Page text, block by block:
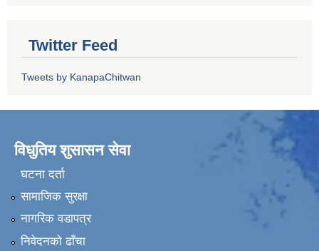
Twitter Feed
Tweets by KanapaChitwan
विधुतिय शुसासन सेवा
घटना दर्ता
सामाजिक सुरक्षा
नागरिक वडापत्र
निवेदनकाे ढाँचा